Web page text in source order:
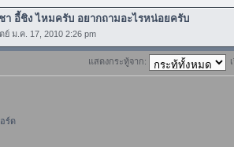
า อี้ชิง ไหมครับ อยากถามอะไรหน่อยครับ
ม.ค. 17, 2010 2:26 pm
แสดงกระทู้จาก:
ร์ด